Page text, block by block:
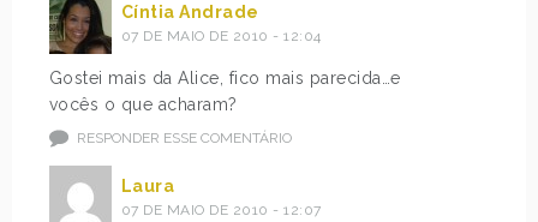
Cíntia Andrade
07 DE MAIO DE 2010 - 12:04
Gostei mais da Alice, fico mais parecida…e
vocês o que acharam?
RESPONDER ESSE COMENTÁRIO
Laura
07 DE MAIO DE 2010 - 12:07